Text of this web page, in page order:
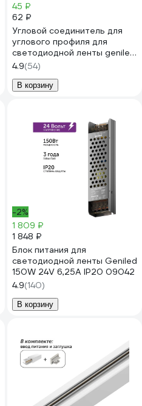
45 ₽
62 ₽
Угловой соединитель для
углового профиля для
светодиодной ленты geniled
белый 12201_white_ch
4.9(54)
В корзину
-2%
1 809 ₽
1 848 ₽
Блок питания для
светодиодной ленты Geniled
150W 24V 6,25А IP20 09042
4.9(140)
В корзину